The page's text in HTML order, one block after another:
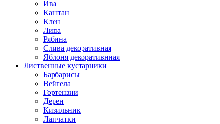
Ива
Каштан
Клен
Липа
Рябина
Слива декоративная
Яблоня декоративнная
Лиственные кустарники
Барбарисы
Вейгела
Гортензии
Дерен
Кизильник
Лапчатки